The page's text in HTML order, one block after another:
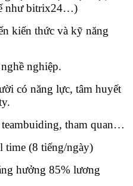
như bitrix24…)
kiến thức và kỹ năng
nghiệp.
có năng lực, tâm huyết
tham quan…
time (8 tiếng/ngày)
hưởng 85% lương